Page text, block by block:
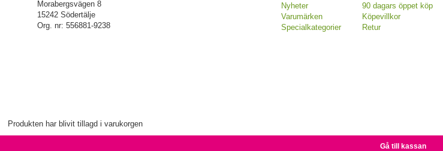
Morabergsvägen 8
15242 Södertälje
Org. nr: 556881-9238
Nyheter
Varumärken
Specialkategorier
90 dagars öppet köp
Köpevillkor
Retur
Produkten har blivit tillagd i varukorgen
Gå till kassan